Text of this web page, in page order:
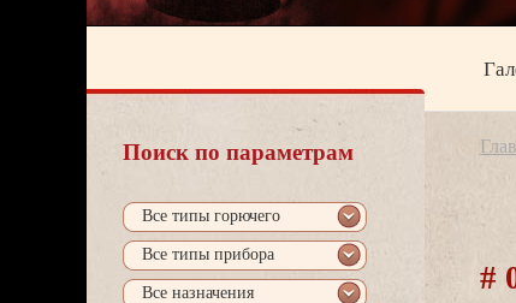
Поиск по параметрам
се типы горючего
се типы прибора
се назначения #